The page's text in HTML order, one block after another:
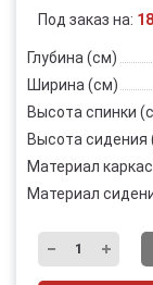
Под заказ на:
Глубина (см)
Ширина (см)
Высота спинки
Высота сидения
Материал
Материал